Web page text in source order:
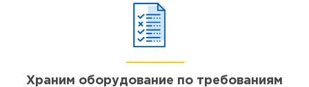
Храним оборудование по требованиям